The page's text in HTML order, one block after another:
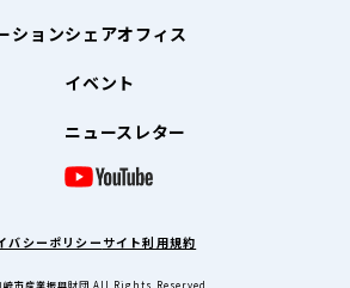
ションシェアオフィス
イベント
ニュースレター
バシーポリシー サイト利用規約
崎市産業振興財団 All Rights Reserved.